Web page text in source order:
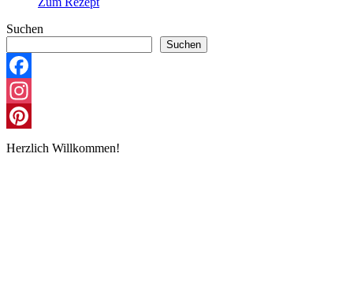
Suchen
Suchen
Facebook
Instagram
Pinterest
Herzlich Willkommen!